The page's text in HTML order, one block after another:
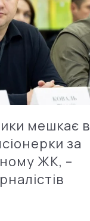
мешкає в
за
ЖК, –